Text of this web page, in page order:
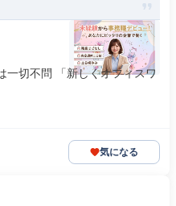
一切不問 「新しくオフィスワ
気になる